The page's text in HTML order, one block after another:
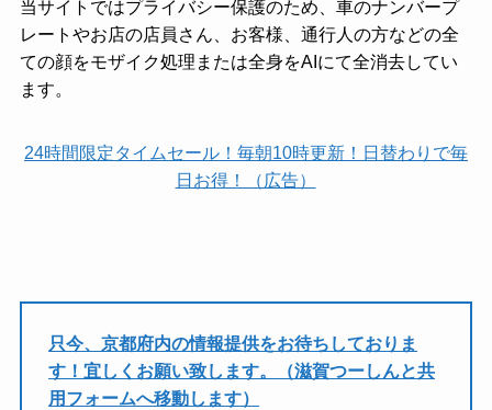
当サイトではプライバシー保護のため、車のナンバープ
レートやお店の店員さん、お客様、通行人の方などの全
ての顔をモザイク処理または全身をAIにて全消去してい
ます。
24時間限定タイムセール！毎朝10時更新！日替わりで毎
日お得！（広告）
只今、京都府内の情報提供をお待ちしておりま
す！宜しくお願い致します。（滋賀つーしんと共
用フォームへ移動します）